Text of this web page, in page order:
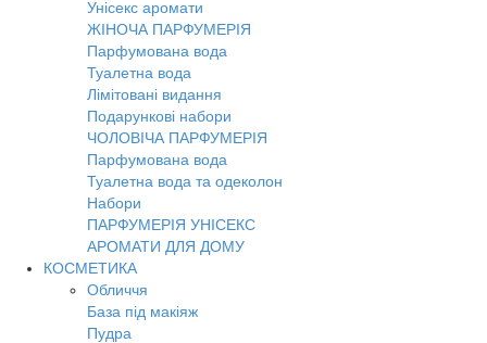
Унісекс аромати
ЖІНОЧА ПАРФУМЕРІЯ
Парфумована вода
Туалетна вода
Лімітовані видання
Подарункові набори
ЧОЛОВІЧА ПАРФУМЕРІЯ
Парфумована вода
Туалетна вода та одеколон
Набори
ПАРФУМЕРІЯ УНІСЕКС
АРОМАТИ ДЛЯ ДОМУ
КОСМЕТИКА
Обличчя
База під макіяж
Пудра